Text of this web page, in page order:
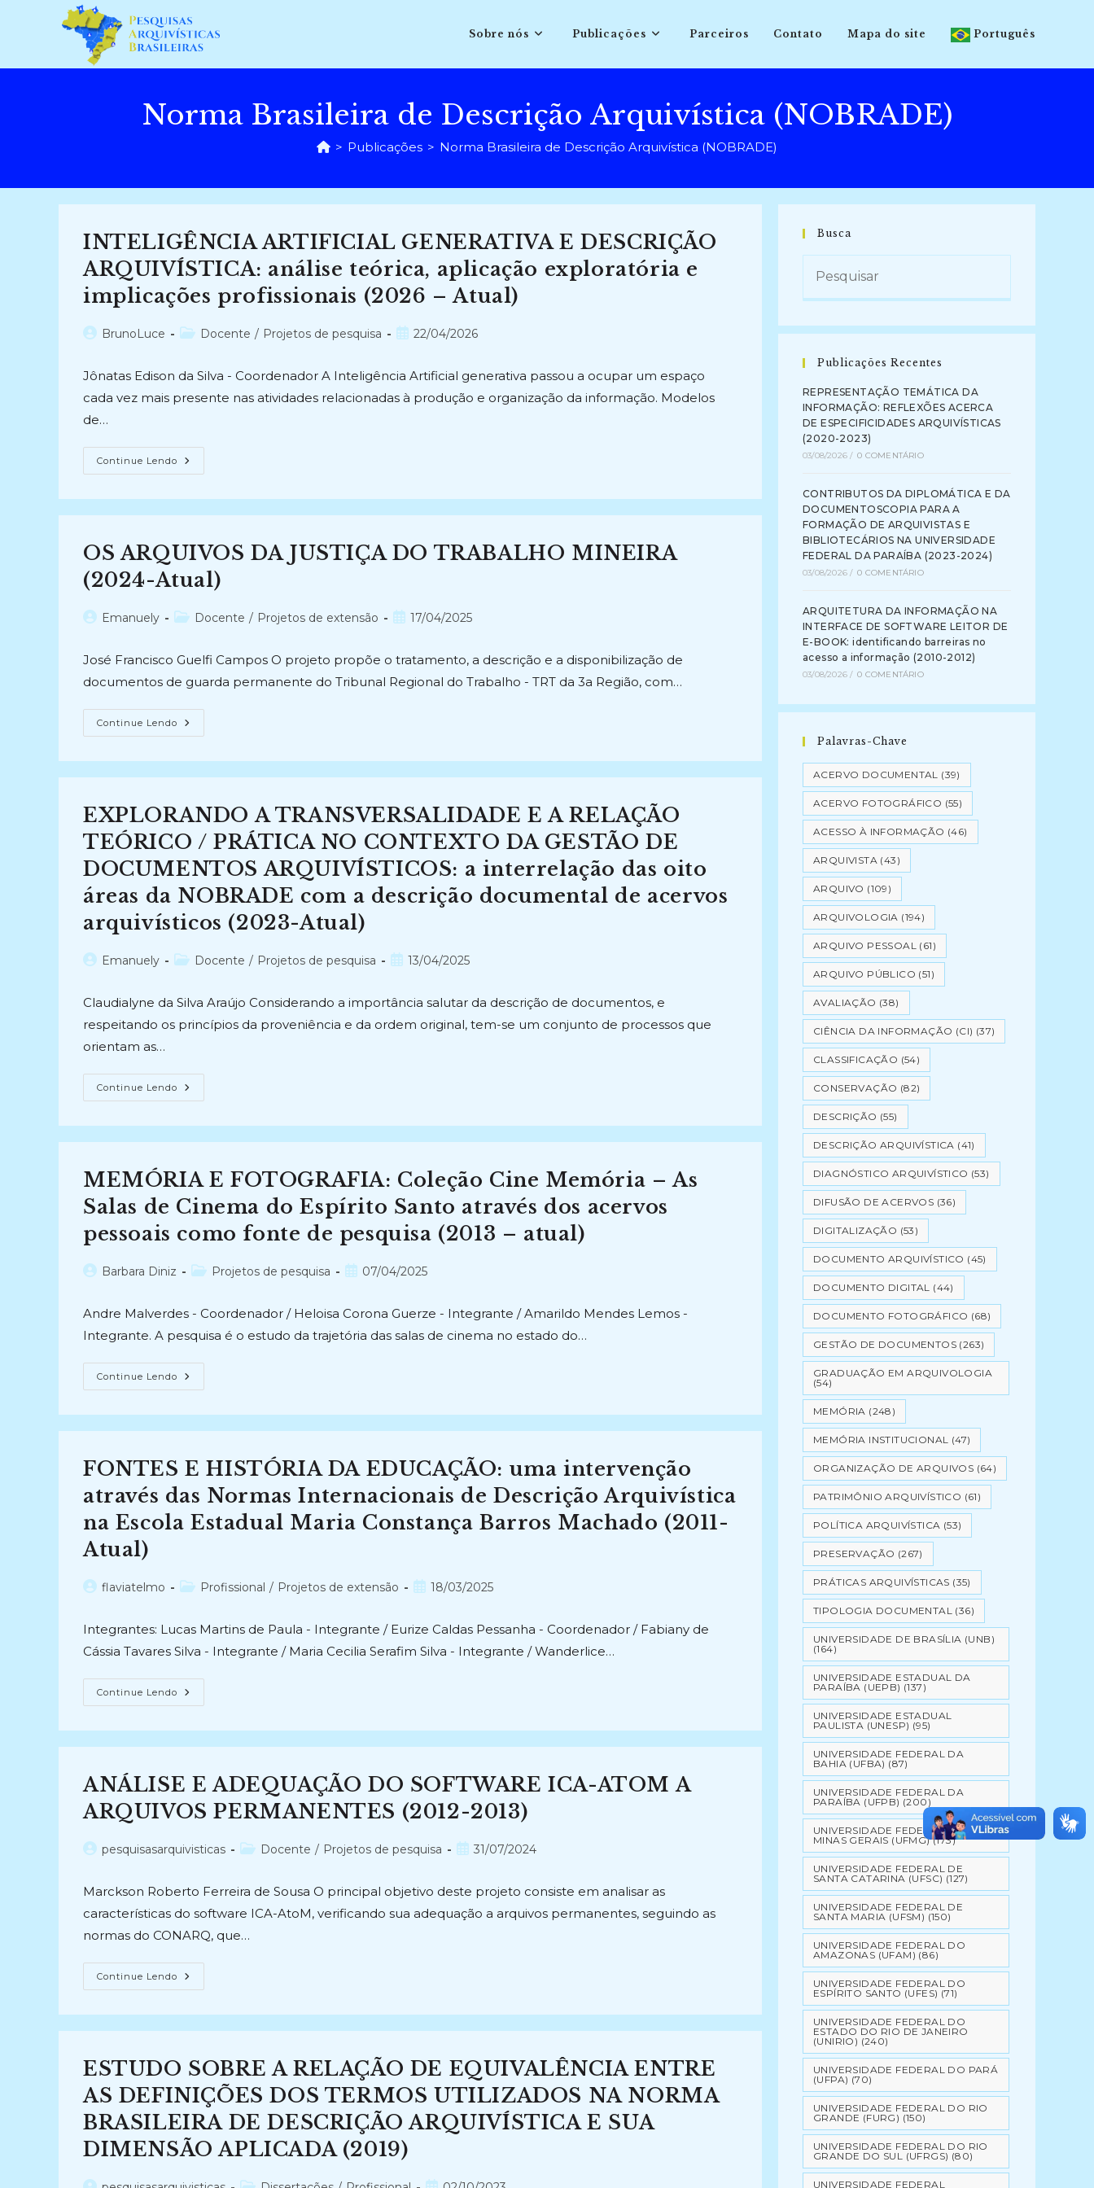
conteúdo
Sobre nós Publicações Parceiros Contato Mapa do site Português
Norma Brasileira de Descrição Arquivística (NOBRADE)
> Publicações > Norma Brasileira de Descrição Arquivística (NOBRADE)
INTELIGÊNCIA ARTIFICIAL GENERATIVA E DESCRIÇÃO
ARQUIVÍSTICA: análise teórica, aplicação exploratória e
implicações profissionais (2026 – Atual)
AutorBrunoLuce
Categoria
Docente / Projetos de pesquisa
Post22/04/2026
Jônatas Edison da Silva - Coordenador A Inteligência Artificial generativa passou a ocupar um espaço
cada vez mais presente nas atividades relacionadas à produção e organização da informação. Modelos
de…
Continue Lendo INTELIGÊNCIA
ARTIFICIAL
ARQUIVÍSTICA:
Aplicação
Exploratória
E
Implicações
(2026
–
OS ARQUIVOS DA JUSTIÇA DO TRABALHO MINEIRA
(2024-Atual)
AutorEmanuely
Categoria
Docente / Projetos de extensão
Post17/04/2025
José Francisco Guelfi Campos O projeto propõe o tratamento, a descrição e a disponibilização de
documentos de guarda permanente do Tribunal Regional do Trabalho - TRT da 3a Região, com…
Continue Lendo OS
ARQUIVOS
TRABALHO
Atual)
EXPLORANDO A TRANSVERSALIDADE E A RELAÇÃO
TEÓRICO / PRÁTICA NO CONTEXTO DA GESTÃO DE
DOCUMENTOS ARQUIVÍSTICOS: a interrelação das oito
áreas da NOBRADE com a descrição documental de acervos
arquivísticos (2023-Atual)
AutorEmanuely
Categoria
Docente / Projetos de pesquisa
Post13/04/2025
Claudialyne da Silva Araújo Considerando a importância salutar da descrição de documentos, e
respeitando os princípios da proveniência e da ordem original, tem-se um conjunto de processos que
orientam as…
Continue Lendo EXPLORANDO
A
RELAÇÃO
PRÁTICA
NO
CONTEXTO
DA
DE
A
Interrelação
Áreas
NOBRADE
A
Descrição
Documental
De
Arquivísticos
(2023-
MEMÓRIA E FOTOGRAFIA: Coleção Cine Memória – As
Salas de Cinema do Espírito Santo através dos acervos
pessoais como fonte de pesquisa (2013 – atual)
AutorBarbara Diniz
Categoria
Projetos de pesquisa
Post07/04/2025
Andre Malverdes - Coordenador / Heloisa Corona Guerze - Integrante / Amarildo Mendes Lemos -
Integrante. A pesquisa é o estudo da trajetória das salas de cinema no estado do…
Continue Lendo MEMÓRIA
E
Memória
Salas
De
Cinema
Do
Espírito
Santo
Como
Fonte
(2013
–
Atual)
FONTES E HISTÓRIA DA EDUCAÇÃO: uma intervenção
através das Normas Internacionais de Descrição Arquivística
na Escola Estadual Maria Constança Barros Machado (2011-
Atual)
Autorflaviatelmo
Categoria
Profissional / Projetos de extensão
Post18/03/2025
Integrantes: Lucas Martins de Paula - Integrante / Eurize Caldas Pessanha - Coordenador / Fabiany de
Cássia Tavares Silva - Integrante / Maria Cecilia Serafim Silva - Integrante / Wanderlice…
Continue Lendo FONTES
E
Uma
Das
Normas
Internacionais
De
Arquivística
Na
Maria
Constança
Barros
Machado
(2011-
Atual)
ANÁLISE E ADEQUAÇÃO DO SOFTWARE ICA-ATOM A
ARQUIVOS PERMANENTES (2012-2013)
Autorpesquisasarquivisticas
Categoria
Docente / Projetos de pesquisa
Post31/07/2024
Marckson Roberto Ferreira de Sousa O principal objetivo deste projeto consiste em analisar as
características do software ICA-AtoM, verificando sua adequação a arquivos permanentes, seguindo as
normas do CONARQ, que…
Continue Lendo ANÁLISE
E
ICA-
ARQUIVOS
PERMANENTES
(2012-
2013)
ESTUDO SOBRE A RELAÇÃO DE EQUIVALÊNCIA ENTRE
AS DEFINIÇÕES DOS TERMOS UTILIZADOS NA NORMA
BRASILEIRA DE DESCRIÇÃO ARQUIVÍSTICA E SUA
DIMENSÃO APLICADA (2019)
Busca
Publicações Recentes
REPRESENTAÇÃO TEMÁTICA DA
INFORMAÇÃO: REFLEXÕES ACERCA
DE ESPECIFICIDADES ARQUIVÍSTICAS
(2020-2023)
03/08/2026 / 0 COMENTÁRIO
CONTRIBUTOS DA DIPLOMÁTICA E DA
DOCUMENTOSCOPIA PARA A
FORMAÇÃO DE ARQUIVISTAS E
BIBLIOTECÁRIOS NA UNIVERSIDADE
FEDERAL DA PARAÍBA (2023-2024)
03/08/2026 / 0 COMENTÁRIO
ARQUITETURA DA INFORMAÇÃO NA
INTERFACE DE SOFTWARE LEITOR DE
E-BOOK: identificando barreiras no
acesso a informação (2010-2012)
03/08/2026 / 0 COMENTÁRIO
Palavras-Chave
ACERVO DOCUMENTAL (39)
ACERVO FOTOGRÁFICO (55)
ACESSO À INFORMAÇÃO (46)
ARQUIVISTA (43)
ARQUIVO (109)
ARQUIVOLOGIA (194)
ARQUIVO PESSOAL (61)
ARQUIVO PÚBLICO (51)
AVALIAÇÃO (38)
CIÊNCIA DA INFORMAÇÃO (CI) (37)
CLASSIFICAÇÃO (54)
CONSERVAÇÃO (82)
DESCRIÇÃO (55)
DESCRIÇÃO ARQUIVÍSTICA (41)
DIAGNÓSTICO ARQUIVÍSTICO (53)
DIFUSÃO DE ACERVOS (36)
DIGITALIZAÇÃO (53)
DOCUMENTO ARQUIVÍSTICO (45)
DOCUMENTO DIGITAL (44)
DOCUMENTO FOTOGRÁFICO (68)
GESTÃO DE DOCUMENTOS (263)
GRADUAÇÃO EM ARQUIVOLOGIA
(54)
MEMÓRIA (248)
MEMÓRIA INSTITUCIONAL (47)
ORGANIZAÇÃO DE ARQUIVOS (64)
PATRIMÔNIO ARQUIVÍSTICO (61)
POLÍTICA ARQUIVÍSTICA (53)
PRESERVAÇÃO (267)
PRÁTICAS ARQUIVÍSTICAS (35)
TIPOLOGIA DOCUMENTAL (36)
UNIVERSIDADE DE BRASÍLIA (UNB)
(164)
UNIVERSIDADE ESTADUAL DA
PARAÍBA (UEPB) (137)
UNIVERSIDADE ESTADUAL
PAULISTA (UNESP) (95)
UNIVERSIDADE FEDERAL DA
BAHIA (UFBA) (87)
UNIVERSIDADE FEDERAL DA
PARAÍBA (UFPB) (200)
UNIVERSIDADE FEDERAL DE
MINAS GERAIS (UFMG)(173)
UNIVERSIDADE FEDERAL DE
SANTA CATARINA (UFSC) (127)
UNIVERSIDADE FEDERAL DE
SANTA MARIA (UFSM) (150)
UNIVERSIDADE FEDERAL DO
AMAZONAS (UFAM) (86)
UNIVERSIDADE FEDERAL DO
ESPÍRITO SANTO (UFES) (71)
UNIVERSIDADE FEDERAL DO
ESTADO DO RIO DE JANEIRO
(UNIRIO) (240)
UNIVERSIDADE FEDERAL DO PARÁ
(UFPA) (70)
UNIVERSIDADE FEDERAL DO RIO
GRANDE (FURG) (150)
UNIVERSIDADE FEDERAL DO RIO
GRANDE DO SUL (UFRGS) (80)
UNIVERSIDADE FEDERAL